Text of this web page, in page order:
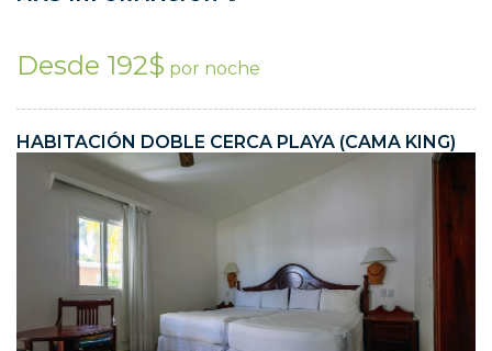
Desde 192$ por noche
HABITACIÓN DOBLE CERCA PLAYA (CAMA KING)